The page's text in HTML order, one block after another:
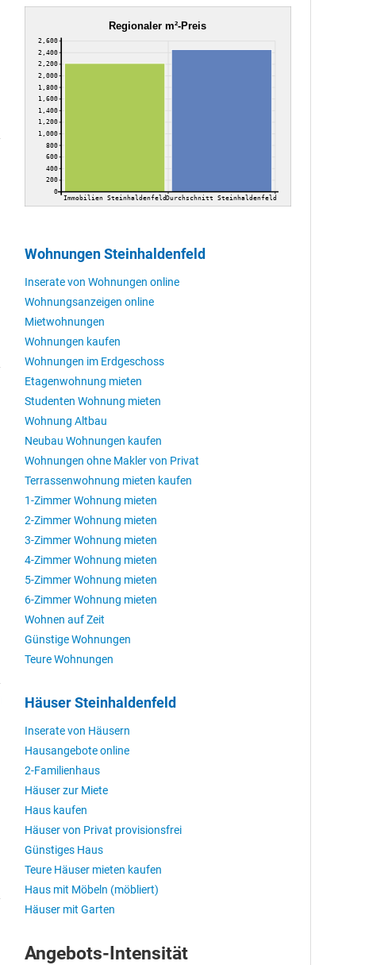
Regionaler m²-Preis
0
200
400
600
800
1,000
1,200
1,400
1,600
1,800
2,000
2,200
2,400
2,600
Immobilien SteinhaldenfeldDurchschnitt Steinhaldenfeld
Wohnungen Steinhaldenfeld
Inserate von Wohnungen online
Wohnungsanzeigen online
Mietwohnungen
Wohnungen kaufen
Wohnungen im Erdgeschoss
Etagenwohnung mieten
Studenten Wohnung mieten
Wohnung Altbau
Neubau Wohnungen kaufen
Wohnungen ohne Makler von Privat
Terrassenwohnung mieten kaufen
1-Zimmer Wohnung mieten
2-Zimmer Wohnung mieten
3-Zimmer Wohnung mieten
4-Zimmer Wohnung mieten
5-Zimmer Wohnung mieten
6-Zimmer Wohnung mieten
Wohnen auf Zeit
Günstige Wohnungen
Teure Wohnungen
Häuser Steinhaldenfeld
Inserate von Häusern
Hausangebote online
2-Familienhaus
Häuser zur Miete
Haus kaufen
Häuser von Privat provisionsfrei
Günstiges Haus
Teure Häuser mieten kaufen
Haus mit Möbeln (möbliert)
Häuser mit Garten
Angebots-Intensität